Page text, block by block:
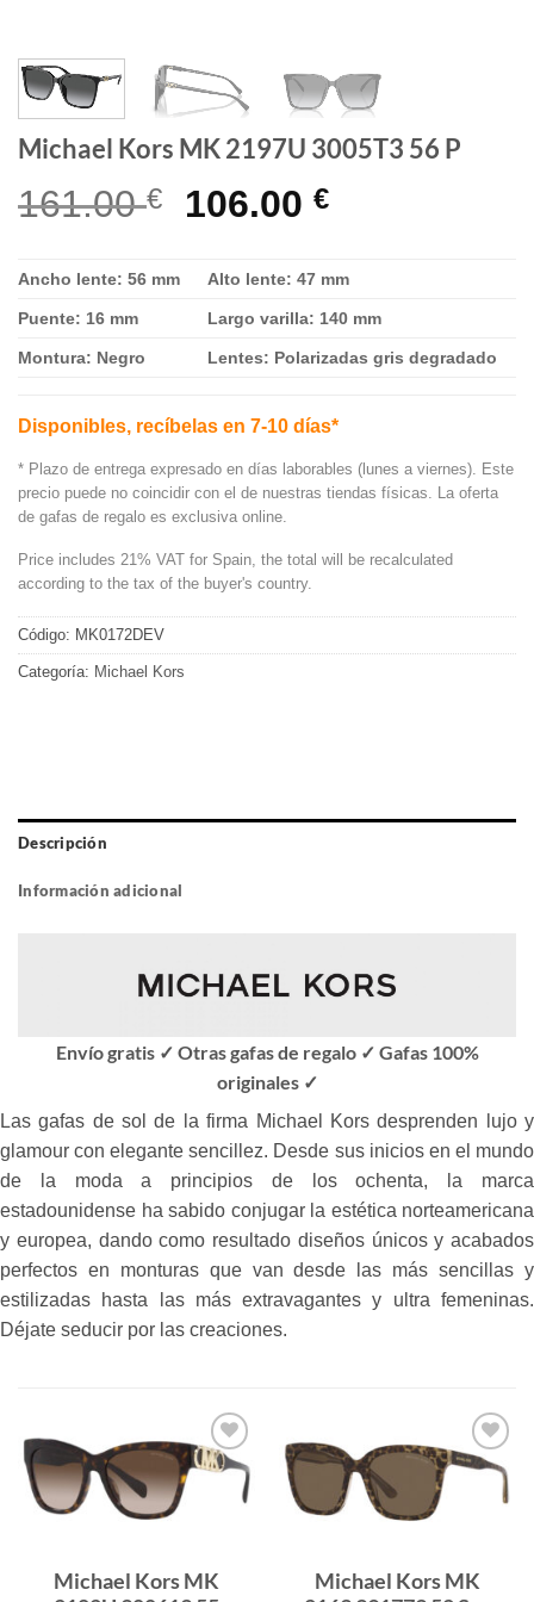
Michael Kors MK 2197U 3005T3 56 P
161.00€
El
original
era:
161.00 €.
106.00 €El
actual
es:
106.00 €.
Ancho lente: 56 mm Alto lente: 47 mm
Puente: 16 mm Largo varilla: 140 mm
Montura: Negro Lentes: Polarizadas gris degradado
Disponibles, recíbelas en 7-10 días*
* Plazo de entrega expresado en días laborables (lunes a viernes). Este
precio puede no coincidir con el de nuestras tiendas físicas. La oferta
de gafas de regalo es exclusiva online.
Price includes 21% VAT for Spain, the total will be recalculated
according to the tax of the buyer's country.
Código: MK0172DEV
Categoría: Michael Kors
Descripción
Información adicional
Envío gratis ✓ Otras gafas de regalo ✓ Gafas 100%
originales ✓
Las gafas de sol de la firma Michael Kors desprenden lujo y
glamour con elegante sencillez. Desde sus inicios en el mundo
de la moda a principios de los ochenta, la marca
estadounidense ha sabido conjugar la estética norteamericana
y europea, dando como resultado diseños únicos y acabados
perfectos en monturas que van desde las más sencillas y
estilizadas hasta las más extravagantes y ultra femeninas.
Déjate seducir por las creaciones.
Gafas
Michael Kors MK
Gafas
Michael Kors MK